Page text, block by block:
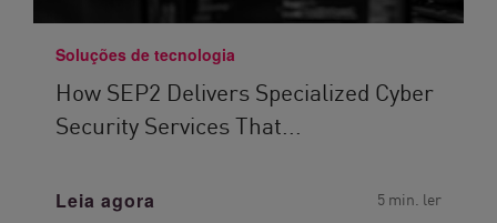
Soluções de tecnologia
How SEP2 Delivers Specialized Cyber
Security Services That...
Leia agora 5 min. ler